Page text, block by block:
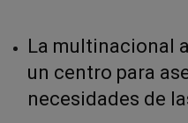
La multinacional
un centro para
necesidades de